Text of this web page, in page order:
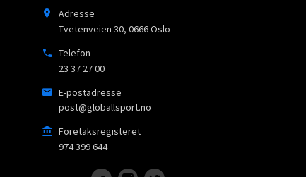
Adresse
Tvetenveien 30, 0666Oslo
Telefon
23 37 27 00
E-postadresse
post@globallsport.no
Foretaksregisteret
974 399 644